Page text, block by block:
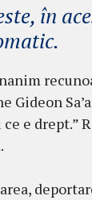
în
e drept.”